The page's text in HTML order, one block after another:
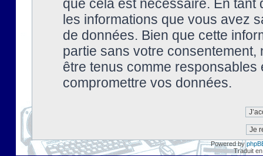
que cela est nécessaire. En tant
les informations que vous avez
de données. Bien que cette
partie sans votre
être tenus comme
compromettre vos données.
Powered by
Traduit